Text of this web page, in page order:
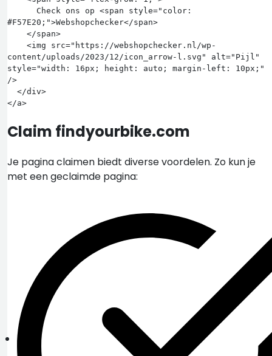
#F57E20;">Webshopchecker</span>
content/uploads/2023/12/icon_arrow-l.svg" alt="Pijl"
style="width: 16px; height: auto; margin-left: 10px;"
/>
Claim findyourbike.com
Je pagina claimen biedt diverse voordelen. Zo kun je
met een geclaimde pagina: